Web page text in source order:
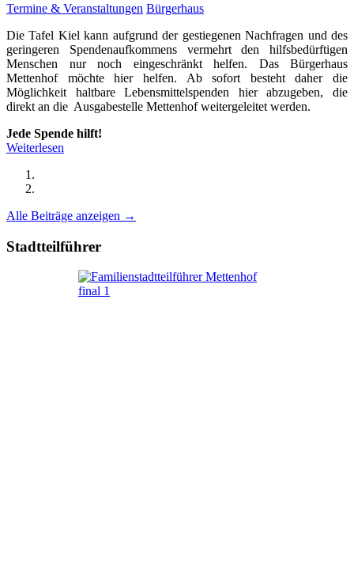
Termine & Veranstaltungen Bürgerhaus
Die Tafel Kiel kann aufgrund der gestiegenen Nachfragen und des
geringeren Spendenaufkommens vermehrt den hilfsbedürftigen
Menschen nur noch eingeschränkt helfen. Das Bürgerhaus
Mettenhof möchte hier helfen. Ab sofort besteht daher die
Möglichkeit haltbare Lebensmittelspenden hier abzugeben, die
direkt an die Ausgabestelle Mettenhof weitergeleitet werden.
Jede Spende hilft!
Weiterlesen
Alle Beiträge anzeigen →
Stadtteilführer